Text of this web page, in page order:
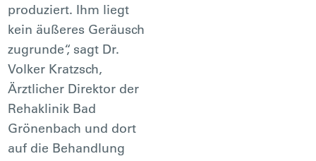
produziert. Ihm liegt
kein äußeres Geräusch
zugrunde“, sagt Dr.
Volker Kratzsch,
Ärztlicher Direktor der
Rehaklinik Bad
Grönenbach und dort
auf die Behandlung